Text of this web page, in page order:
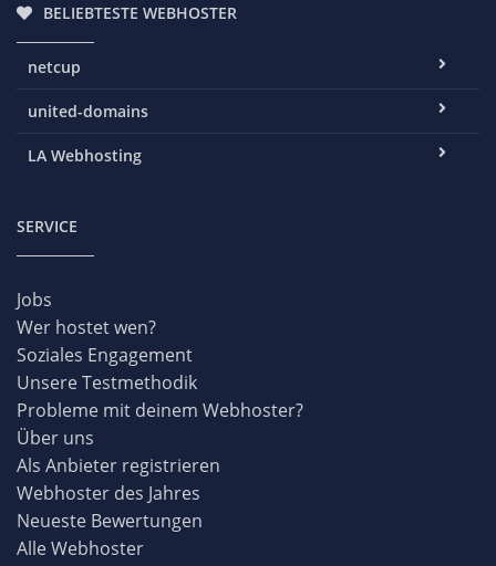
BELIEBTESTE WEBHOSTER
netcup
united-domains
LA Webhosting
SERVICE
Jobs
Wer hostet wen?
Soziales Engagement
Unsere Testmethodik
Probleme mit deinem Webhoster?
Über uns
Als Anbieter registrieren
Webhoster des Jahres
Neueste Bewertungen
Alle Webhoster